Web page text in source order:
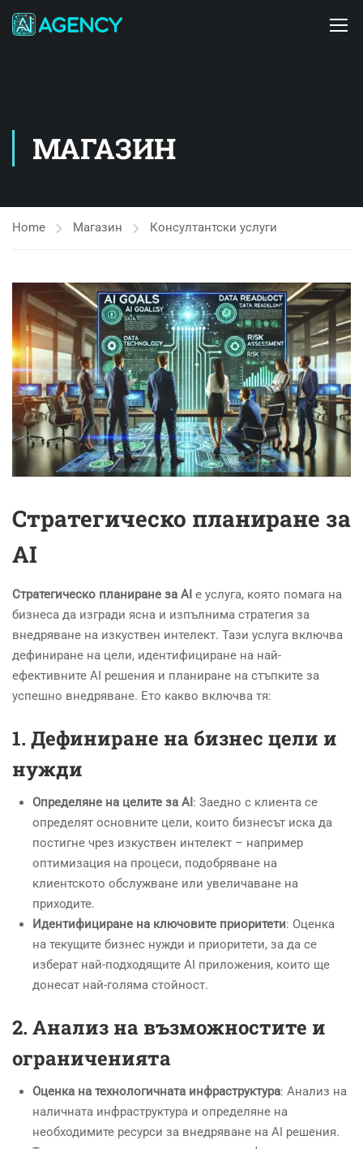
МАГАЗИН
Home Магазин Консултантски услуги
Стратегическо планиране за
AI
Стратегическо планиране за AI е услуга, която помага на
бизнеса да изгради ясна и изпълнима стратегия за
внедряване на изкуствен интелект. Тази услуга включва
дефиниране на цели, идентифициране на най-
ефективните AI решения и планиране на стъпките за
успешно внедряване. Ето какво включва тя:
1. Дефиниране на бизнес цели и
нужди
Определяне на целите за AI: Заедно с клиента се
определят основните цели, които бизнесът иска да
постигне чрез изкуствен интелект – например
оптимизация на процеси, подобряване на
клиентското обслужване или увеличаване на
приходите.
Идентифициране на ключовите приоритети: Оценка
на текущите бизнес нужди и приоритети, за да се
изберат най-подходящите AI приложения, които ще
донесат най-голяма стойност.
2. Анализ на възможностите и
ограниченията
Оценка на технологичната инфраструктура: Анализ на
наличната инфраструктура и определяне на
необходимите ресурси за внедряване на AI решения.